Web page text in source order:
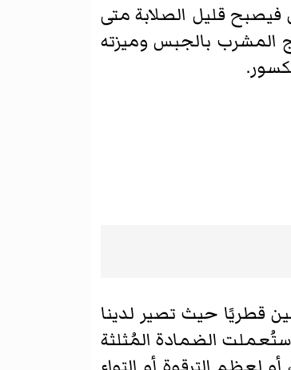
قليل الصلابة متى
المشرب بالجبس وميزته
قطريًا حيث تصير لدينا
الضمادة المُثلثة